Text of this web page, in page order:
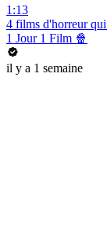
1:13
4 films d'horreur
1 Jour 1 Film 🍿
il y a 1 semaine